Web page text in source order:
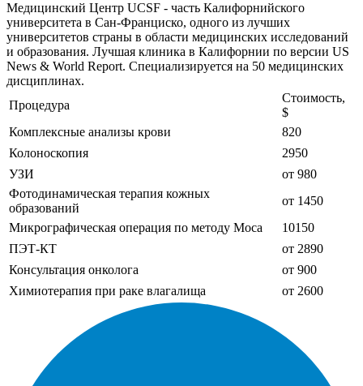
Медицинский Центр UCSF - часть Калифорнийского
университета в Сан-Франциско, одного из лучших
университетов страны в области медицинских исследований
и образования. Лучшая клиника в Калифорнии по версии US
News & World Report. Специализируется на 50 медицинских
дисциплинах.
Процедура
Стоимость,
$
Комплексные анализы крови
820
Колоноскопия
2950
УЗИ
от 980
Фотодинамическая терапия кожных
образований
от 1450
Микрографическая операция по методу Моса
10150
ПЭТ-КТ
от 2890
Консультация онколога
от 900
Химиотерапия при раке влагалища
от 2600